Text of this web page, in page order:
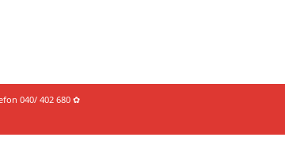
040/ 402 680 ✿